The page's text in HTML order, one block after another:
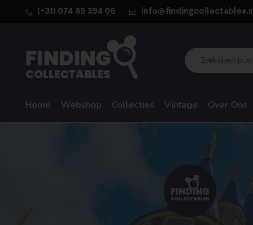
(+31) 074 85 394 06 info@findingcollectables.nl
Home Webshop Collecties Vintage Over Ons